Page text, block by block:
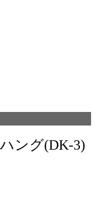
ング(DK-3)